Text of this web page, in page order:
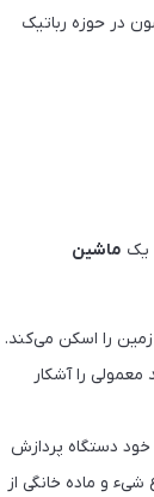
در حوزه رباتیک
یک ماشین
را اسکن می‌کند.
را آشکار
خود دستگاه پردازش
شیء و ماده خانگی از